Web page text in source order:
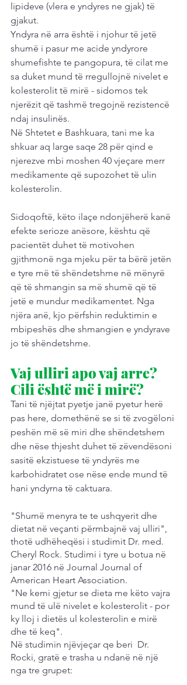
lipideve (vlera e yndyres ne gjak) të
gjakut.
Yndyra në arra është i njohur të jetë
shumë i pasur me acide yndyrore
shumefishte te pangopura, të cilat me
sa duket mund të rregullojnë nivelet e
kolesterolit të mirë - sidomos tek
njerëzit që tashmë tregojnë rezistencë
ndaj insulinës.
Në Shtetet e Bashkuara, tani me ka
shkuar aq large saqe 28 për qind e
njerezve mbi moshen 40 vjeçare merr
medikamente që supozohet të ulin
kolesterolin.
Sidoqoftë, këto ilaçe ndonjëherë kanë
efekte serioze anësore, kështu që
pacientët duhet të motivohen
gjithmonë nga mjeku për ta bërë jetën
e tyre më të shëndetshme në mënyrë
që të shmangin sa më shumë që të
jetë e mundur medikamentet. Nga
njëra anë, kjo përfshin reduktimin e
mbipeshës dhe shmangien e yndyrave
jo të shëndetshme.
Vaj ulliri apo vaj arre?
Cili është më i mirë?
Tani të njëjtat pyetje janë pyetur herë
pas here, domethënë se si të zvogëloni
peshën më së miri dhe shëndetshem
dhe nëse thjesht duhet të zëvendësoni
sasitë ekzistuese të yndyrës me
karbohidratet ose nëse ende mund të
hani yndyrna të caktuara.
"Shumë menyra te te ushqyerit dhe
dietat në veçanti përmbajnë vaj ulliri",
thotë udhëheqësi i studimit Dr. med.
Cheryl Rock. Studimi i tyre u botua në
janar 2016 në Journal Journal of
American Heart Association.
"Ne kemi gjetur se dieta me këto vajra
mund të ulë nivelet e kolesterolit - por
ky lloj i dietës ul kolesterolin e mirë
dhe të keq".
Në studimin njëvjeçar qe beri  Dr.
Rocki, gratë e trasha u ndanë në një
nga tre grupet: